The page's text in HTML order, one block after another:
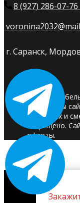
8 (927) 286-07-76
г. Саранск,
© 2025.
Материалы
авторских и
запрещено.
оферты.